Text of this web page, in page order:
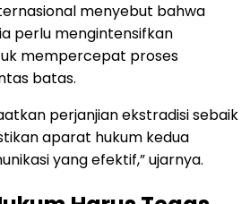
menyebut bahwa
perlu mengintensifkan
mempercepat proses
batas.
perjanjian ekstradisi sebaik
aparat hukum kedua
yang efektif,” ujarnya.